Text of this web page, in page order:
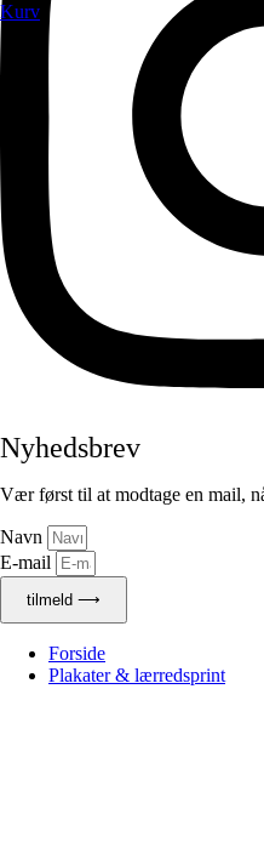
Kurv
Nyhedsbrev
Vær først til at modtage en mail,
Navn
E-mail
tilmeld ⟶
Forside
Plakater & lærredsprint